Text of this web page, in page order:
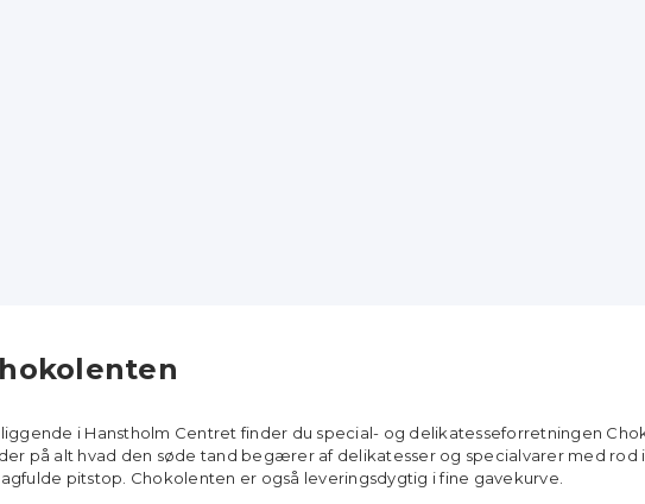
i Hanstholm Centret finder du special- og delikatesseforretningen
på alt hvad den søde tand begærer af delikatesser og specialvarer med rod
pitstop. Chokolenten er også leveringsdygtig i fine gavekurve.